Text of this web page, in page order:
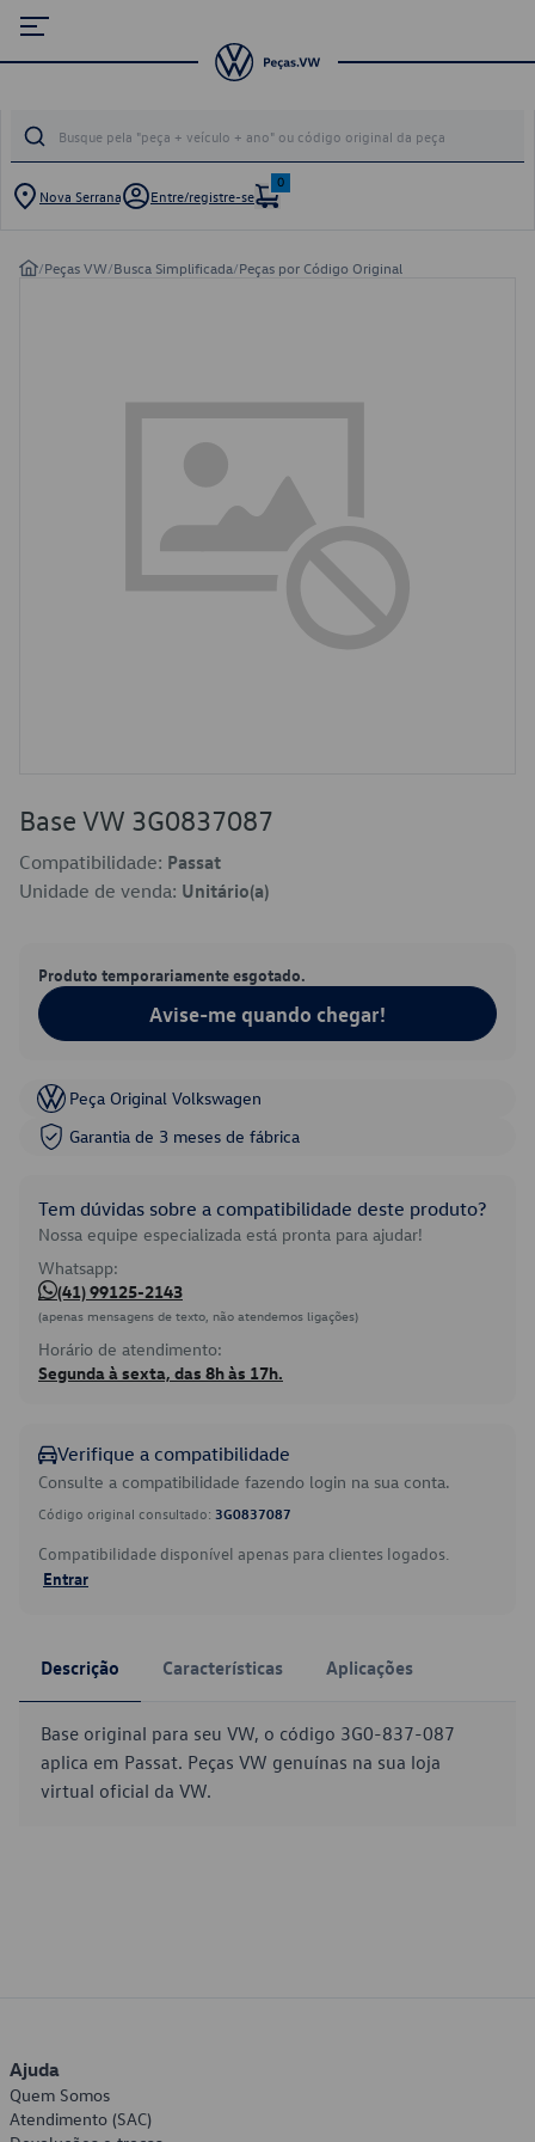
Nova Serrana Entre/registre-se
0
/Peças VW/Busca Simplificada/Peças por Código Original
Base VW 3G0837087
Compatibilidade: Passat
Unidade de venda: Unitário(a)
Produto temporariamente esgotado.
Avise-me quando chegar!
Peça Original Volkswagen
Garantia de 3 meses de fábrica
Tem dúvidas sobre a compatibilidade deste produto?
Nossa equipe especializada está pronta para ajudar!
Whatsapp:
(41) 99125-2143
(apenas mensagens de texto, não atendemos ligações)
Horário de atendimento:
Segunda à sexta, das 8h às 17h.
Verifique a compatibilidade
Consulte a compatibilidade fazendo login na sua conta.
Código original consultado: 3G0837087
Compatibilidade disponível apenas para clientes logados.
Entrar
Descrição Características Aplicações
Base original para seu VW, o código 3G0-837-087
aplica em Passat. Peças VW genuínas na sua loja
virtual oficial da VW.
Ajuda
Quem Somos
Atendimento (SAC)